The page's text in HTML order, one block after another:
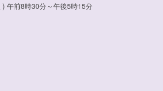
午前8時30分～午後5時15分